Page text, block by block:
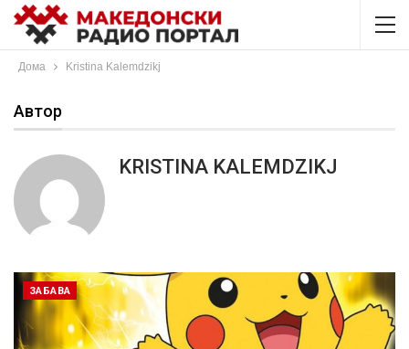
Дома Kristina Kalemdzikj
Автор
KRISTINA KALEMDZIKJ
ЗАБАВА